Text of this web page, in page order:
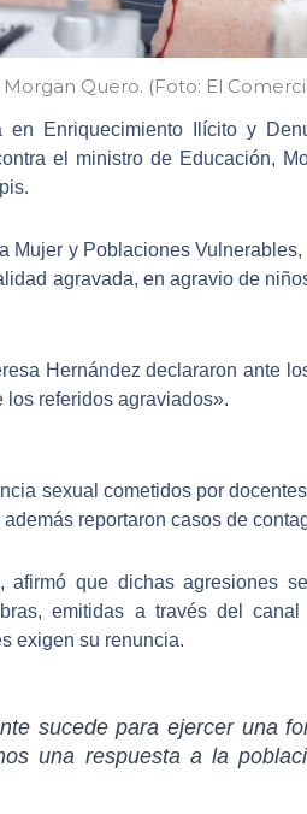
Quero. (Foto: El
Enriquecimiento Ilícito y
el ministro de Educación,
Mujer y Poblaciones Vulnerables,
agravada, en agravio de
Hernández declararon ante
referidos agraviados».
sexual cometidos por
reportaron casos de
que dichas agresiones
emitidas a través del
exigen su renuncia.
sucede para ejercer una
una respuesta a la